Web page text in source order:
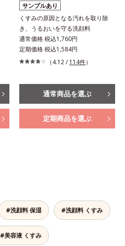
サンプルあり
くすみの原因となる汚れを取り除
き、うるおいを守る洗顔料
通常価格 税込1,760円
定期価格 税込1,584円
（4.12 / 114件）
通常商品を選ぶ
定期商品を選ぶ
#洗顔料 保湿 #洗顔料 くすみ
#美容液 くすみ